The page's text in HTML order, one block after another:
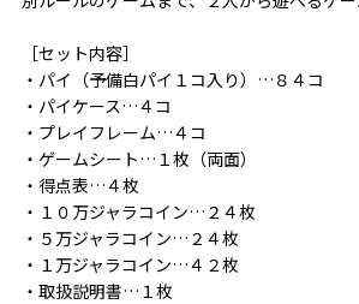
［セット内容］
・パイ（予備白パイ１コ入り）…８４コ
・パイケース…４コ
・プレイフレーム…４コ
・ゲームシート…１枚（両面）
・得点表…４枚
・１０万ジャラコイン…２４枚
・５万ジャラコイン…２４枚
・１万ジャラコイン…４２枚
・取扱説明書…１枚